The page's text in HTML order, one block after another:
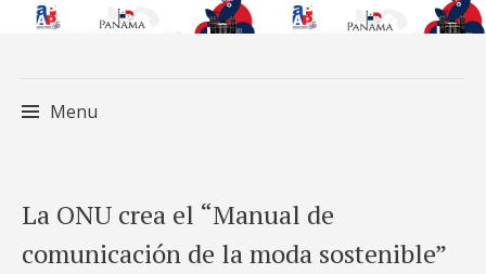
Menu
to
content
La ONU crea el “Manual de
comunicación de la moda sostenible”